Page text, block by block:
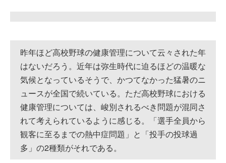
昨年ほど高校野球の健康管理について云々された年
はないだろう。近年は弥生時代に迫るほどの温暖な
気候となっているそうで、かつてなかった猛暑のニ
ュースが全国で続いている。ただ高校野球における
健康管理については、峻別されるべき問題が混同さ
れて考えられているように感じる。「選手全員から
観客に至るまでの熱中症問題」と「投手の投球過
多」の2種類がそれである。